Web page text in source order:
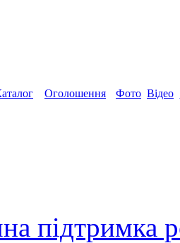
Оголошення Фото Відео
підтримка